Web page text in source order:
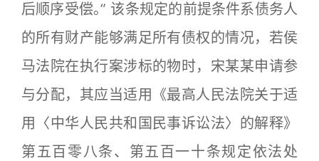
后顺序受偿｡” 该条规定的前提条件系债务人
的所有财产能够满足所有债权的情况，若侯
马法院在执行案涉标的物时，宋某某申请参
与分配，其应当适用《最高人民法院关于适
用〈中华人民共和国民事诉讼法〉的解释》
第五百零八条、第五百一十条规定依法处